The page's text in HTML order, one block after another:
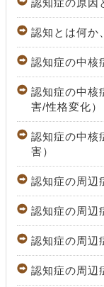
認知とは何か
認知症の中核
認知症の中核
害/性格変化）
認知症の中核
害）
認知症の周辺
認知症の周辺
認知症の周辺
認知症の周辺